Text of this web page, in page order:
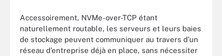
Accessoirement, NVMe-over-TCP étant
naturellement routable, les serveurs et leurs baies
de stockage peuvent communiquer au travers d’un
réseau d’entreprise déjà en place, sans nécessiter